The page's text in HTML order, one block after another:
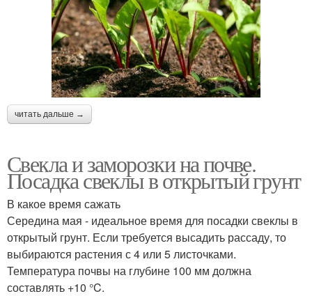
читать дальше →
Свекла и заморозки на почве.
Посадка свеклы в открытый грунт
В какое время сажать
Середина мая - идеальное время для посадки свеклы в
открытый грунт. Если требуется высадить рассаду, то
выбираются растения с 4 или 5 листочками.
Температура почвы на глубине 100 мм должна
составлять +10 °C.